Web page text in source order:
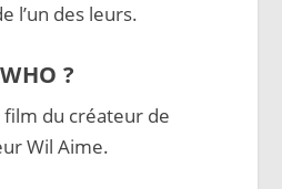
l’un des leurs.
?
du créateur de
Wil Aime.